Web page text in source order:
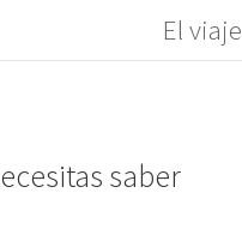
El viaje
saber